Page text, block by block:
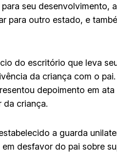
seu desenvolvimento,
para outro estado, e
do escritório que leva
da criança com o
depoimento em
da criança.
a guarda
desfavor do pai sobre